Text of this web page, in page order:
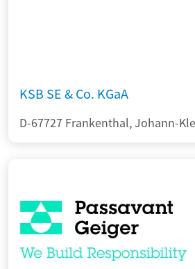
KSB SE & Co. KGaA
D-67727 Frankenthal, Johann-